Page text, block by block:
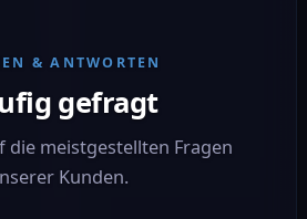
& ANTWORTEN
gefragt
die meistgestellten Fragen
Kunden.